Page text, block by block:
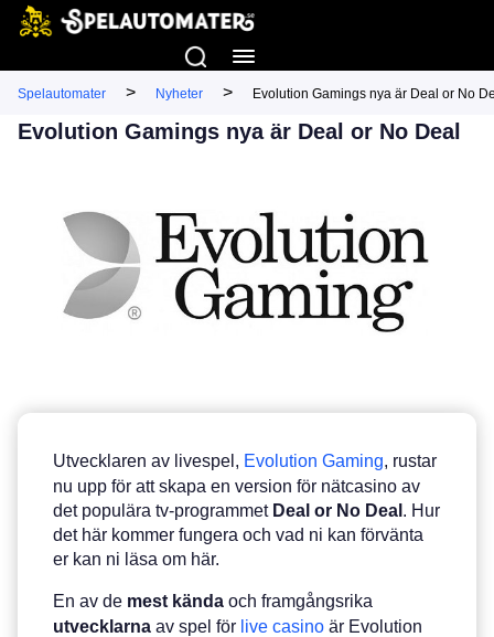
Spelautomater > Nyheter > Evolution Gamings nya är Deal or No
Evolution Gamings nya är Deal or No Deal
Utvecklaren av livespel, Evolution Gaming, rustar
nu upp för att skapa en version för nätcasino av
det populära tv-programmet Deal or No Deal . Hur
det här kommer fungera och vad ni kan förvänta
er kan ni läsa om här.
En av de mest kända och framgångsrika
utvecklarna av spel för live casino är Evolution